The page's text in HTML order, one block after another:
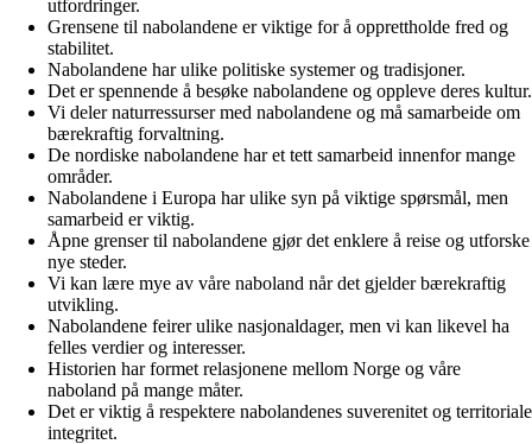
utfordringer.
Grensene til nabolandene er viktige for å opprettholde fred og
stabilitet.
Nabolandene har ulike politiske systemer og tradisjoner.
Det er spennende å besøke nabolandene og oppleve deres kultur.
Vi deler naturressurser med nabolandene og må samarbeide om
bærekraftig forvaltning.
De nordiske nabolandene har et tett samarbeid innenfor mange
områder.
Nabolandene i Europa har ulike syn på viktige spørsmål, men
samarbeid er viktig.
Åpne grenser til nabolandene gjør det enklere å reise og utforske
nye steder.
Vi kan lære mye av våre naboland når det gjelder bærekraftig
utvikling.
Nabolandene feirer ulike nasjonaldager, men vi kan likevel ha
felles verdier og interesser.
Historien har formet relasjonene mellom Norge og våre
naboland på mange måter.
Det er viktig å respektere nabolandenes suverenitet og territoriale
integritet.